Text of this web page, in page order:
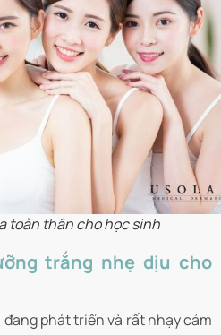
toàn thân cho học sinh
trắng nhẹ dịu cho
phát triển và rất nhạy cảm